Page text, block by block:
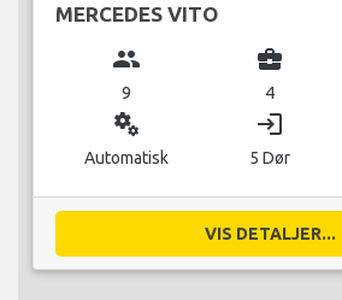
MERCEDES VITO
group
9
business_center
4
miscellaneous_services
Automatisk
login
5 Dør
VIS DETALJER...